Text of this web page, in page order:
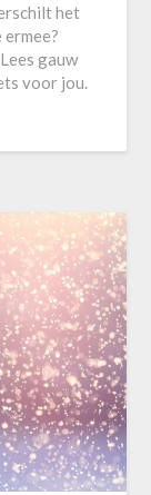
het
gauw
voor jou.